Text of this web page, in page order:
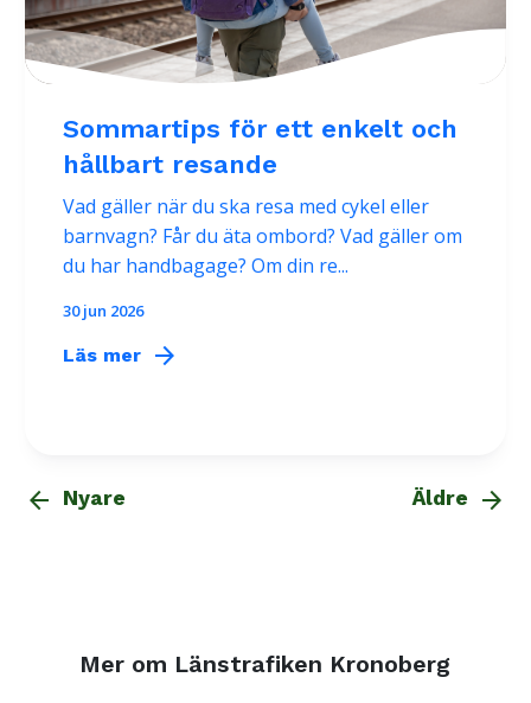
Sommartips för ett enkelt och
hållbart resande
Vad gäller när du ska resa med cykel eller
barnvagn? Får du äta ombord? Vad gäller om
du har handbagage? Om din re...
30 jun 2026
Läs mer arrow_forward
arrow_back Nyare Äldre arrow_forward
Mer om Länstrafiken Kronoberg